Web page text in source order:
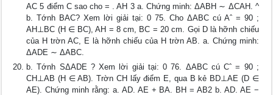
AC 5 điểm C sao cho = . AH 3 a. Chứng minh: ΔABH ∼ ΔCAH. ^
b. Tớnh BAC? Xem lời giải tại: 0 75. Cho ΔABC cú Aˆ = 90 ;
AH⊥BC (H ∈ BC), AH = 8 cm, BC = 20 cm. Gọi D là hỡnh chiếu
của H trờn AC, E là hỡnh chiếu của H trờn AB. a. Chứng minh:
ΔADE ∼ ΔABC.
b. Tớnh SΔADE ? Xem lời giải tại: 0 76. ΔABC cú Cˆ = 90 ;
CH⊥AB (H ∈ AB). Trờn CH lấy điểm E, qua B kẻ BD⊥AE (D ∈
AE). Chứng minh rằng: a. AD. AE + BA. BH = AB2 b. AD. AE −